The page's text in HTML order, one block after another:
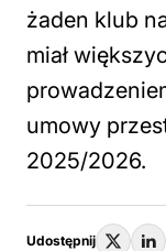
żaden klub
miał
umowy
2025/2026.
Udostępnij